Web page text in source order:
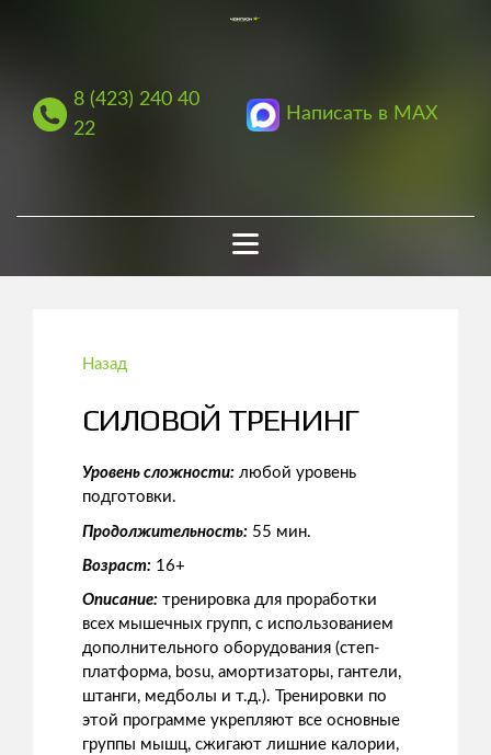
8 (423) 240 40
22
Написать в MAX
Назад
СИЛОВОЙ ТРЕНИНГ
Уровень сложности: любой уровень
подготовки.
Продолжительность: 55 мин.
Возраст: 16+
Описание: тренировка для проработки
всех мышечных групп, с использованием
дополнительного оборудования (степ-
платформа, bosu, амортизаторы, гантели,
штанги, медболы и т.д.). Тренировки по
этой программе укрепляют все основные
группы мышц, сжигают лишние калории,